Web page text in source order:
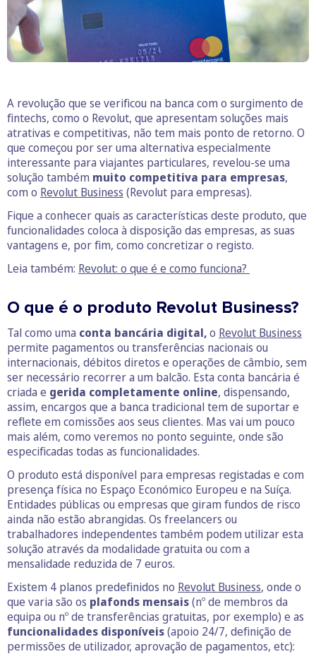
A revolução que se verificou na banca com o surgimento de
fintechs, como o Revolut, que apresentam soluções mais
atrativas e competitivas, não tem mais ponto de retorno. O
que começou por ser uma alternativa especialmente
interessante para viajantes particulares, revelou-se uma
solução também muito competitiva para empresas,
com o Revolut Business (Revolut para empresas).
Fique a conhecer quais as características deste produto, que
funcionalidades coloca à disposição das empresas, as suas
vantagens e, por fim, como concretizar o registo.
Leia também: Revolut: o que é e como funciona?
O que é o produto Revolut Business?
Tal como uma conta bancária digital,o Revolut Business
permite pagamentos ou transferências nacionais ou
internacionais, débitos diretos e operações de câmbio, sem
ser necessário recorrer a um balcão. Esta conta bancária é
criada e gerida completamente online, dispensando,
assim, encargos que a banca tradicional tem de suportar e
reflete em comissões aos seus clientes. Mas vai um pouco
mais além, como veremos no ponto seguinte, onde são
especificadas todas as funcionalidades.
O produto está disponível para empresas registadas e com
presença física no Espaço Económico Europeu e na Suíça.
Entidades públicas ou empresas que giram fundos de risco
ainda não estão abrangidas. Os freelancers ou
trabalhadores independentes também podem utilizar esta
solução através da modalidade gratuita ou com a
mensalidade reduzida de 7 euros.
Existem 4 planos predefinidos no Revolut Business, onde o
que varia são os plafonds mensais(nº de membros da
equipa ou nº de transferências gratuitas, por exemplo) e as
funcionalidades disponíveis(apoio 24/7, definição de
permissões de utilizador, aprovação de pagamentos, etc):